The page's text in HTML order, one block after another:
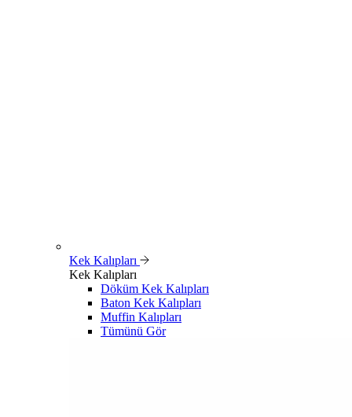
Kek Kalıpları
Kek Kalıpları
Döküm Kek Kalıpları
Baton Kek Kalıpları
Muffin Kalıpları
Tümünü Gör